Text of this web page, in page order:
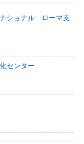
ショナル ローマ支
センター